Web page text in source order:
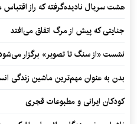
هشت سریال نادیده‌گرفته که راز
جنایتی که پیش از مرگ اتفاق می‌افتد
نشست «از سنگ تا تصویر» برگزار
بدن به عنوان مهم‌ترین ماشین زندگی
کودکان ایرانی و مطبوعات قجری